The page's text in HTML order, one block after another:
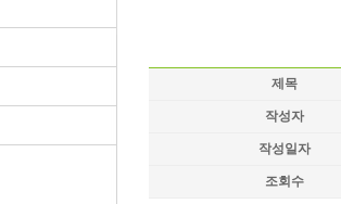
제목
작성자
작성일자
조회수